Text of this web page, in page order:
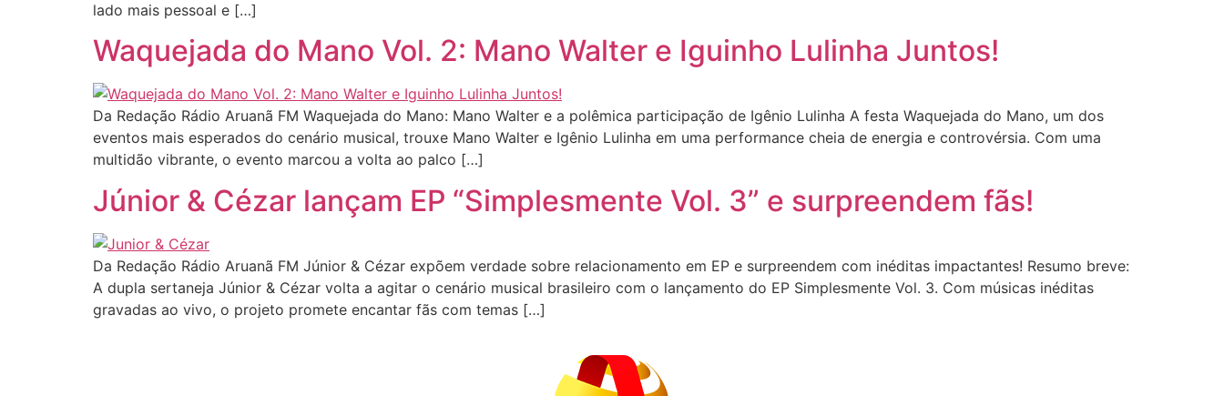
lado mais pessoal e […]
Waquejada do Mano Vol. 2: Mano Walter e Iguinho Lulinha Juntos!
Da Redação Rádio Aruanã FM Waquejada do Mano: Mano Walter e a polêmica participação de Igênio Lulinha A festa Waquejada do Mano, um dos
eventos mais esperados do cenário musical, trouxe Mano Walter e Igênio Lulinha em uma performance cheia de energia e controvérsia. Com uma
multidão vibrante, o evento marcou a volta ao palco […]
Júnior & Cézar lançam EP “Simplesmente Vol. 3” e surpreendem fãs!
Da Redação Rádio Aruanã FM Júnior & Cézar expõem verdade sobre relacionamento em EP e surpreendem com inéditas impactantes! Resumo breve:
A dupla sertaneja Júnior & Cézar volta a agitar o cenário musical brasileiro com o lançamento do EP Simplesmente Vol. 3. Com músicas inéditas
gravadas ao vivo, o projeto promete encantar fãs com temas […]